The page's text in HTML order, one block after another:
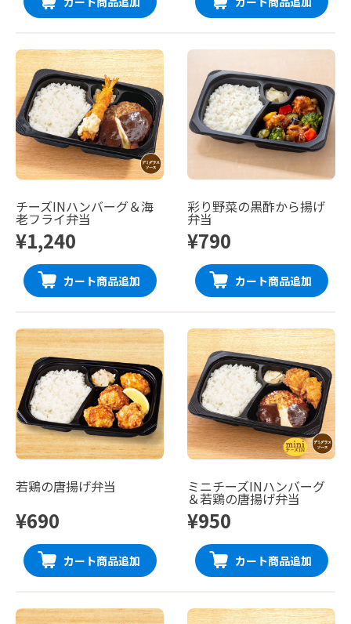
チーズINハンバーグ＆海
老フライ弁当
¥1,240
カート商品追加
彩り野菜の黒酢から揚げ
弁当
¥790
カート商品追加
若鶏の唐揚げ弁当
¥690
カート商品追加
ミニチーズINハンバーグ
＆若鶏の唐揚げ弁当
¥950
カート商品追加